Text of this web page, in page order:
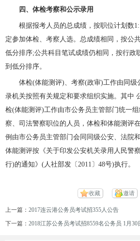
四、体检考察和公示录用
根据报考人员的总成绩，按职位计划数
定参加体检、考察人选。总成绩相同，按公
低分排序;公共科目笔试成绩仍相同，按行政
到低分排序。
体检(体能测评)、考察(政审)工作由同级
录机关按照有关规定和要求组织实施。其中
检(体能测评)工作由市公务员主管部门统一
察、司法警察职位的人员，体检和体能测评
例由市公务员主管部门会同同级公安、法院
体能测评按《关于印发公安机关录用人民警
行)的通知》(人社部发〔2011〕48号)执行。
收藏 邀请
上一篇：2017连云港公务员考试招355人公告
下一篇：2018江苏公务员考试招8559名公务员 1月30